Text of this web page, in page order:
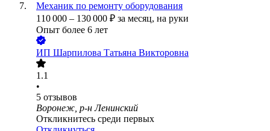
Механик по ремонту оборудования
110 000 – 130 000 ₽ за месяц, на руки
Опыт более 6 лет
ИП Шарпилова Татьяна Викторовна
1.1
•
5 отзывов
Воронеж, р-н Ленинский
Откликнитесь среди первых